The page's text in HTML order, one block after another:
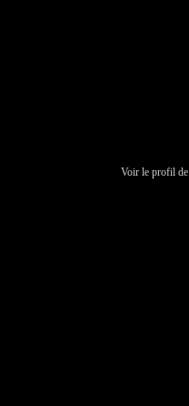
Voir le profil de